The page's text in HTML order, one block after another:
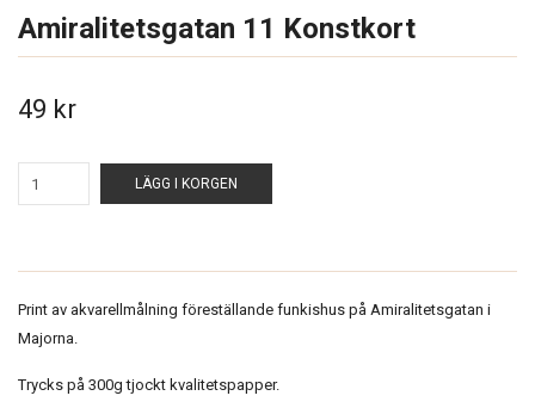
Amiralitetsgatan 11 Konstkort
49 kr
LÄGG I KORGEN
Print av akvarellmålning föreställande funkishus på Amiralitetsgatan i
Majorna.
Trycks på 300g tjockt kvalitetspapper.